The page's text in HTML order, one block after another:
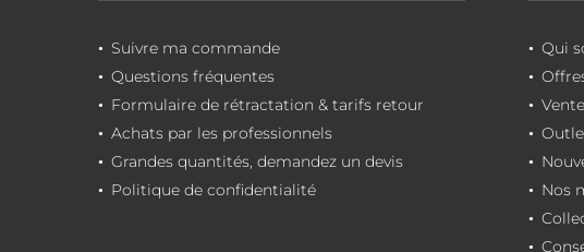
Suivre ma commande
Questions fréquentes
Formulaire de rétractation & tarifs retour
Achats par les professionnels
Grandes quantités, demandez un devis
Politique de confidentialité
Qui
Nos